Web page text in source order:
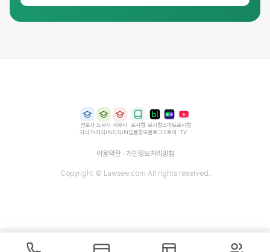
변호사
지식iN
노무사
지식iN
세무사
지식iN
로시컴
법률정보
로시컴
블로그
스마트
스토어
로시컴
TV
이용약관· 개인정보처리방침
Copyright © Lawsee.com All rights reserved.